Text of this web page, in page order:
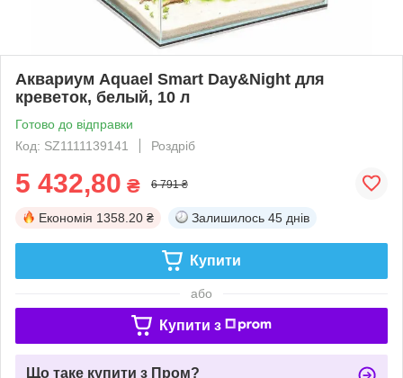
Аквариум Aquael Smart Day&Night для
креветок, белый, 10 л
Готово до відправки
Код: SZ1111139141
Роздріб
5 432,80 ₴ 6 791 ₴
Економія 1358.20 ₴ Залишилось 45 днів
Купити
або
Купити з
Що таке купити з Пром?